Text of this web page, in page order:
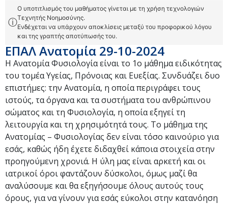
ⓘ
Ο υποτιτλισμός του μαθήματος γίνεται με τη χρήση τεχνολογιών
Τεχνητής Νοημοσύνης.
Ενδέχεται να υπάρχουν αποκλίσεις μεταξύ του προφορικού λόγου
και της γραπτής αποτύπωσής του.
ΕΠΑΛ Ανατομία 29-10-2024
Η Ανατομία Φυσιολογία είναι το 1ο μάθημα ειδικότητας
του τομέα Υγείας, Πρόνοιας και Ευεξίας. Συνδυάζει δυο
επιστήμες: την Ανατομία, η οποία περιγράφει τους
ιστούς, τα όργανα και τα συστήματα του ανθρώπινου
σώματος και τη Φυσιολογία, η οποία εξηγεί τη
λειτουργία και τη χρησιμότητά τους. Το μάθημα της
Ανατομίας – Φυσιολογίας δεν είναι τόσο καινούριο για
εσάς, καθώς ήδη έχετε διδαχθεί κάποια στοιχεία στην
προηγούμενη χρονιά. Η ύλη μας είναι αρκετή και οι
ιατρικοί όροι φαντάζουν δύσκολοι, όμως μαζί θα
αναλύσουμε και θα εξηγήσουμε όλους αυτούς τους
όρους, για να γίνουν για εσάς εύκολοι στην κατανόηση